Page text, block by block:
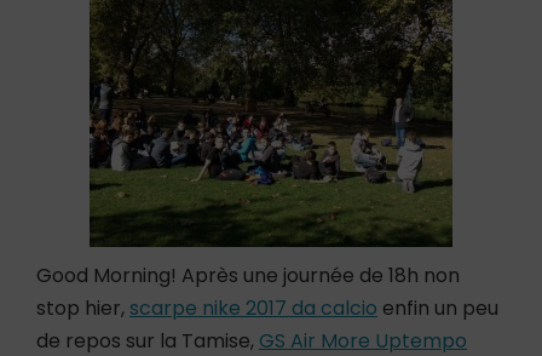
Good Morning! Après une journée de 18h non
stop hier, scarpe nike 2017 da calcio enfin un peu
de repos sur la Tamise, GS Air More Uptempo